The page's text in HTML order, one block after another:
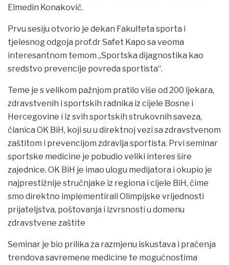
Elmedin Konaković.
Prvu sesiju otvorio je dekan Fakulteta sporta i
tjelesnog odgoja prof.dr Safet Kapo sa veoma
interesantnom temom „Sportska dijagnostika kao
sredstvo prevencije povreda sportista“.
Teme je s velikom pažnjom pratilo više od 200 ljekara,
zdravstvenih i sportskih radnika iz cijele Bosne i
Hercegovine i iz svih sportskih strukovnih saveza,
članica OK BiH, koji su u direktnoj vezi sa zdravstvenom
zaštitom i prevencijom zdravlja sportista. Prvi seminar
sportske medicine je pobudio veliki interes šire
zajednice. OK BiH je imao ulogu medijatora i okupio je
najprestižnije stručnjake iz regiona i cijele BiH, čime
smo direktno implementirali Olimpijske vrijednosti
prijateljstva, poštovanja i izvrsnosti u domenu
zdravstvene zaštite
Seminar je bio prilika za razmjenu iskustava i praćenja
trendova savremene medicine te mogućnostima